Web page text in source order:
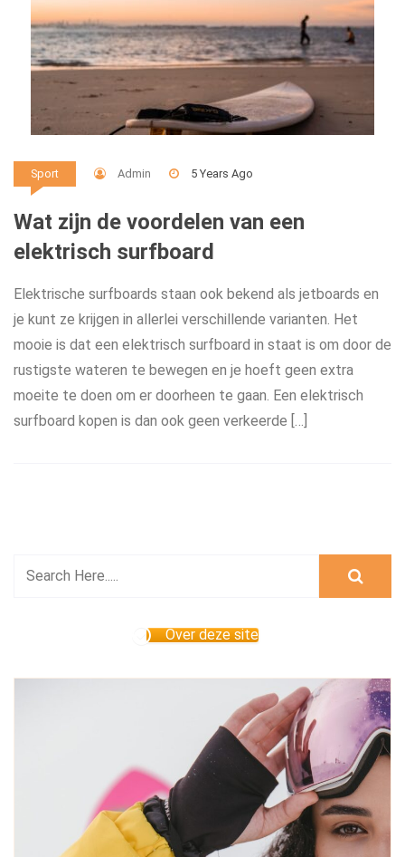
Sport Admin 5 Years Ago
Wat zijn de voordelen van een
elektrisch surfboard
Elektrische surfboards staan ook bekend als jetboards en
je kunt ze krijgen in allerlei verschillende varianten. Het
mooie is dat een elektrisch surfboard in staat is om door de
rustigste wateren te bewegen en je hoeft geen extra
moeite te doen om er doorheen te gaan. Een elektrisch
surfboard kopen is dan ook geen verkeerde […]
Over deze site